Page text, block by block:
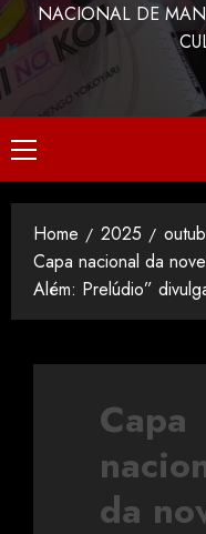
NACIONAL DE
Home 2025
Capa nacional da
Além: Prelúdio”
Capa
da